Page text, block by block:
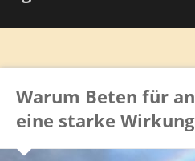
Warum Beten für
eine starke